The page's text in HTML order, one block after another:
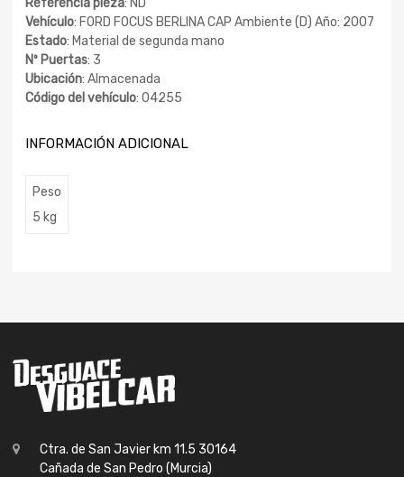
Referencia pieza: ND
Vehículo: FORD FOCUS BERLINA CAP Ambiente (D) Año: 2007
Estado: Material de segunda mano
Nº Puertas: 3
Ubicación: Almacenada
Código del vehículo: 04255
INFORMACIÓN ADICIONAL
Peso
5 kg
Ctra. de San Javier km 11.5 30164
Cañada de San Pedro (Murcia)